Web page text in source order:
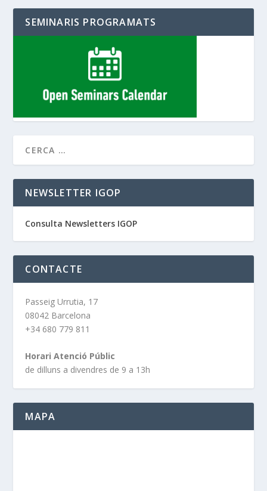
SEMINARIS PROGRAMATS
NEWSLETTER IGOP
Consulta Newsletters IGOP
CONTACTE
Passeig Urrutia, 17
08042 Barcelona
+34 680 779 811
Horari Atenció Públic
de dilluns a divendres de 9 a 13h
MAPA